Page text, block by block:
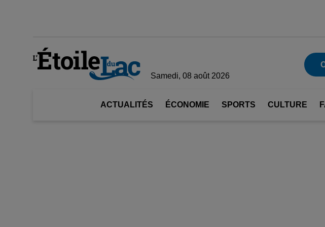
Samedi, 08 août 2026
ACTUALITÉS ÉCONOMIE SPORTS CULTURE